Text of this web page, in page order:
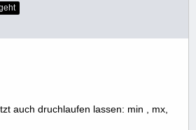
auch druchlaufen lassen: min , mx,